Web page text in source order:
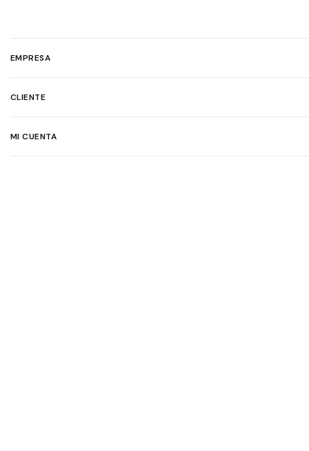
EMPRESA
CLIENTE
MI CUENTA